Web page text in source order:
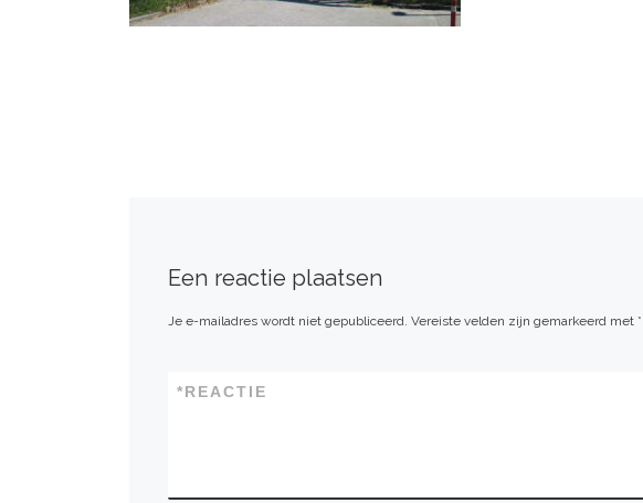
Een reactie plaatsen
Je e-mailadres wordt niet gepubliceerd. Vereiste velden zijn gemarkeerd met *
REACTIE
*